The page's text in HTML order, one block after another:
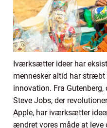
Iværksætter ideer har
mennesker altid har
innovation. Fra
Steve Jobs, der
Apple, har iværksætter
ændret vores måde at leve